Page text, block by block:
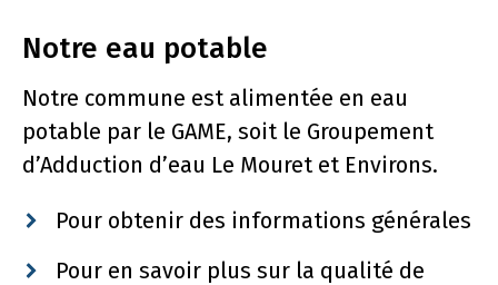
Notre eau potable
Notre commune est alimentée en eau
potable par le GAME, soit le Groupement
d’Adduction d’eau Le Mouret et Environs.
Pour obtenir des informations générales
Pour en savoir plus sur la qualité de